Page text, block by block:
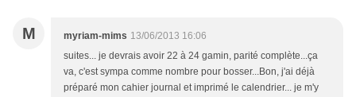
M myriam-mims 13/06/2013 16:06
suites... je devrais avoir 22 à 24 gamin, parité complète...ça
va, c'est sympa comme nombre pour bosser...Bon, j'ai déjà
préparé mon cahier journal et imprimé le calendrier... je m'y